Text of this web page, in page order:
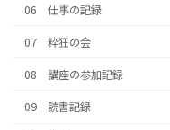
06 仕事の記録
07 粋狂の会
08 講座の参加記録
09 読書記録